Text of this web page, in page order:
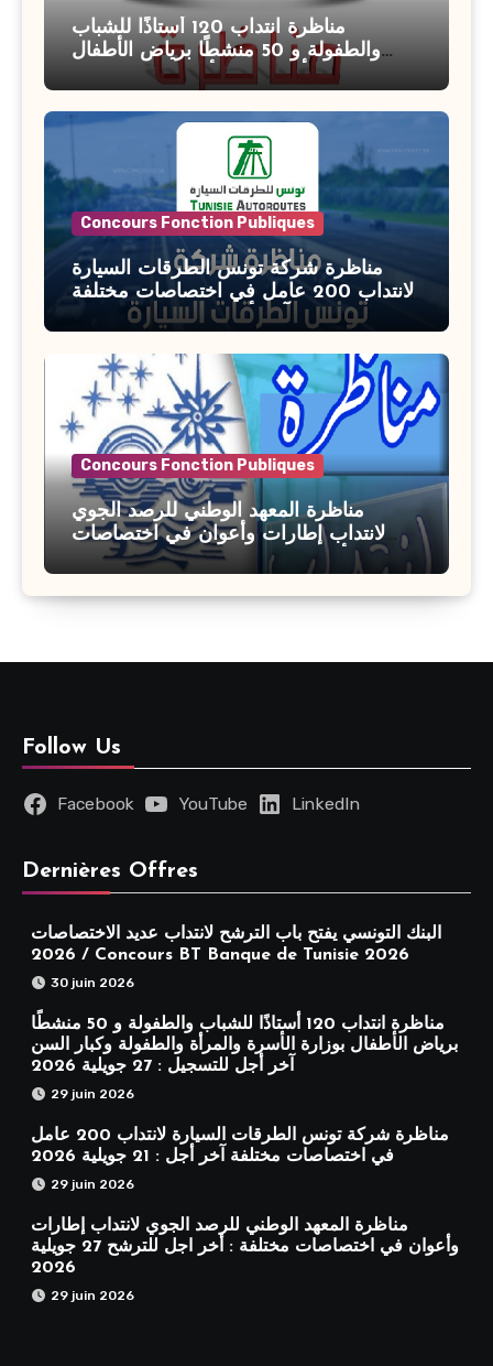
مناظرة انتداب 120 أستاذًا للشباب
والطفولة و 50 منشطًا برياض الأطفال
بوزارة الأسرة والمرأة والطفولة وكبار
السن آخر أجل للتسجيل : 27 جويلية 2026
Concours Fonction Publiques
مناظرة شركة تونس الطرقات السيارة
لانتداب 200 عامل في اختصاصات مختلفة
آخر أجل : 21 جويلية 2026
Concours Fonction Publiques
مناظرة المعهد الوطني للرصد الجوي
لانتداب إطارات وأعوان في اختصاصات
مختلفة : أخر اجل للترشح 27 جويلية 2026
Follow Us
Facebook YouTube LinkedIn
Dernières Offres
البنك التونسي يفتح باب الترشح لانتداب عديد الاختصاصات
2026 / Concours BT Banque de Tunisie 2026
30 juin 2026
مناظرة انتداب 120 أستاذًا للشباب والطفولة و 50 منشطًا
برياض الأطفال بوزارة الأسرة والمرأة والطفولة وكبار السن
آخر أجل للتسجيل : 27 جويلية 2026
29 juin 2026
مناظرة شركة تونس الطرقات السيارة لانتداب 200 عامل
في اختصاصات مختلفة آخر أجل : 21 جويلية 2026
29 juin 2026
مناظرة المعهد الوطني للرصد الجوي لانتداب إطارات
وأعوان في اختصاصات مختلفة : أخر اجل للترشح 27 جويلية
2026
29 juin 2026